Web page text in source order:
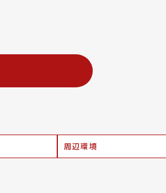
周辺環境